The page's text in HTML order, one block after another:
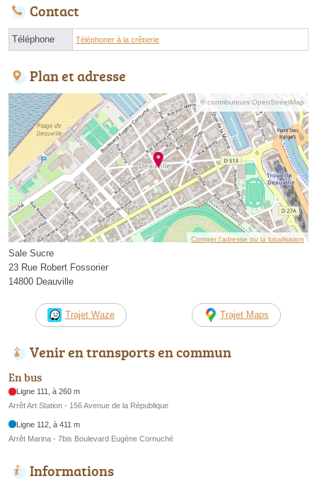
Contact
Téléphone Téléphoner à la crêperie
Plan et adresse
© contributeurs OpenStreetMap
Corriger l’adresse ou la localisation
Sale Sucre
23 Rue Robert Fossorier
14800 Deauville
Trajet Waze Trajet Maps
Venir en transports en commun
En bus
Ligne 111, à 260 m
Arrêt Art Station - 156 Avenue de la République
Ligne 112, à 411 m
Arrêt Marina - 7bis Boulevard Eugène Cornuché
Informations